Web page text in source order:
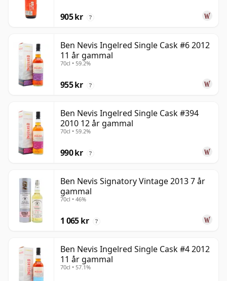
905 kr ?
Ben Nevis Ingelred Single Cask #6 2012
11 år gammal
70cl • 59.2%
955 kr ?
Ben Nevis Ingelred Single Cask #394
2010 12 år gammal
70cl • 59.2%
990 kr ?
Ben Nevis Signatory Vintage 2013 7 år
gammal
70cl • 46%
1 065 kr ?
Ben Nevis Ingelred Single Cask #4 2012
11 år gammal
70cl • 57.1%